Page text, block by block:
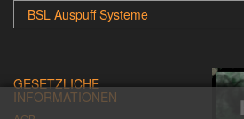
BSL Auspuff Systeme
GESETZLICHE
INFORMATIONEN